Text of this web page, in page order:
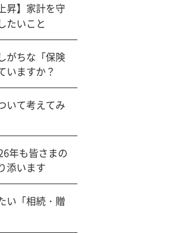
昇】家計を守
たいこと
がちな「保険
いますか？
いて考えてみ
年も皆さまの
添います
い「相続・贈